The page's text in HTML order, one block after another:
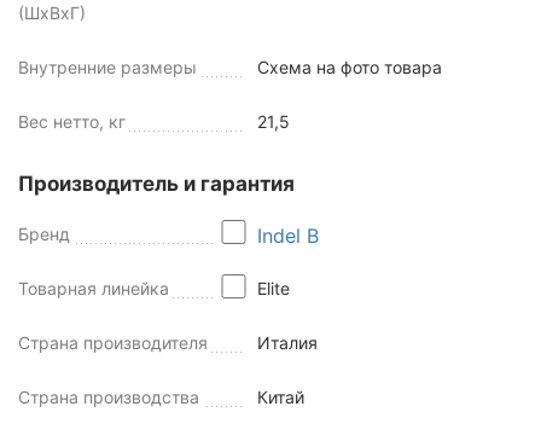
(ШхВхГ)
Внутренние размеры Схема на фото товара
Вес нетто, кг 21,5
Производитель и гарантия
Бренд Indel B
Товарная линейка Elite
Страна производителя Италия
Страна производства Китай